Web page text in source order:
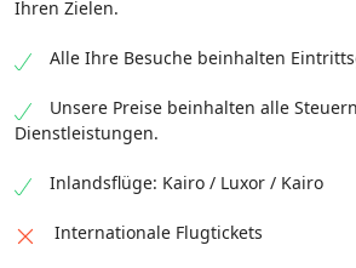
Ihren Zielen.
Alle Ihre Besuche beinhalten
Unsere Preise beinhalten alle
Dienstleistungen.
Inlandsflüge: Kairo / Luxor / Kairo
Internationale Flugtickets